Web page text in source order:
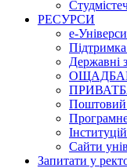
РЕСУРСИ
е-
Підтримка
Державні
Поштовий
Сайти
Запитати у